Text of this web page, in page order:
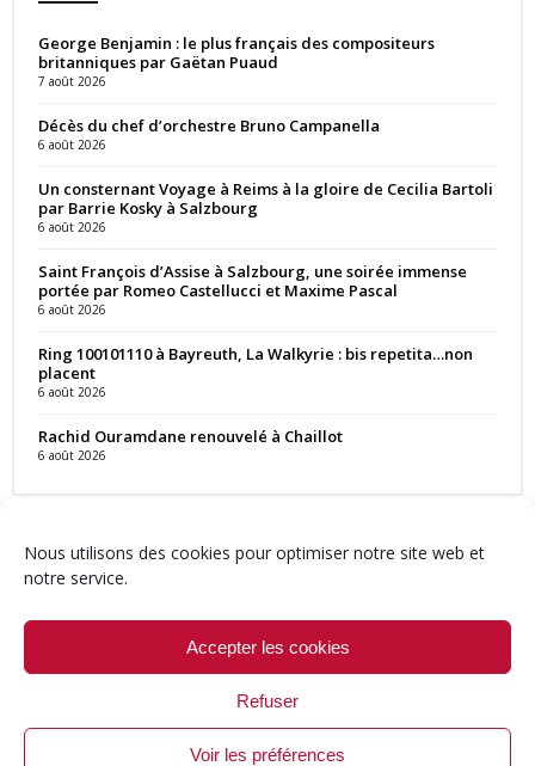
Nous utilisons des cookies pour optimiser notre site web et
notre service.
Accepter les cookies
Refuser
Voir les préférences
George Benjamin : le plus français des compositeurs
britanniques par Gaëtan Puaud
7 août 2026
Décès du chef d’orchestre Bruno Campanella
6 août 2026
Un consternant Voyage à Reims à la gloire de Cecilia Bartoli
par Barrie Kosky à Salzbourg
6 août 2026
Saint François d’Assise à Salzbourg, une soirée immense
portée par Romeo Castellucci et Maxime Pascal
6 août 2026
Ring 100101110 à Bayreuth, La Walkyrie : bis repetita…non
placent
6 août 2026
Rachid Ouramdane renouvelé à Chaillot
6 août 2026